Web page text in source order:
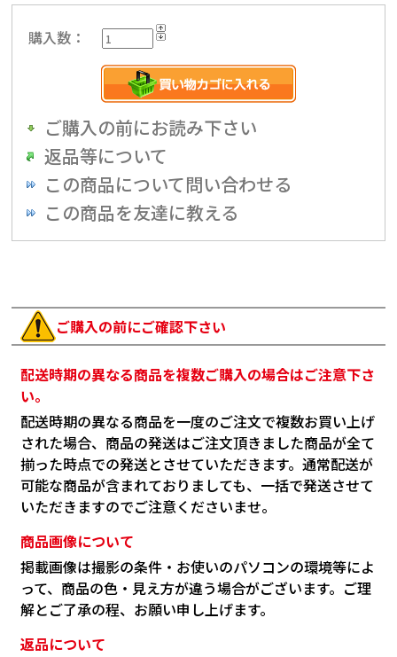
購入数：
ご購入の前にお読み下さい
返品等について
この商品について問い合わせる
この商品を友達に教える
ご購入の前にご確認下さい
配送時期の異なる商品を複数ご購入の場合はご注意下さ
い。
配送時期の異なる商品を一度のご注文で複数お買い上げ
された場合、商品の発送はご注文頂きました商品が全て
揃った時点での発送とさせていただきます。通常配送が
可能な商品が含まれておりましても、一括で発送させて
いただきますのでご注意くださいませ。
商品画像について
掲載画像は撮影の条件・お使いのパソコンの環境等によ
って、商品の色・見え方が違う場合がございます。ご理
解とご了承の程、お願い申し上げます。
返品について